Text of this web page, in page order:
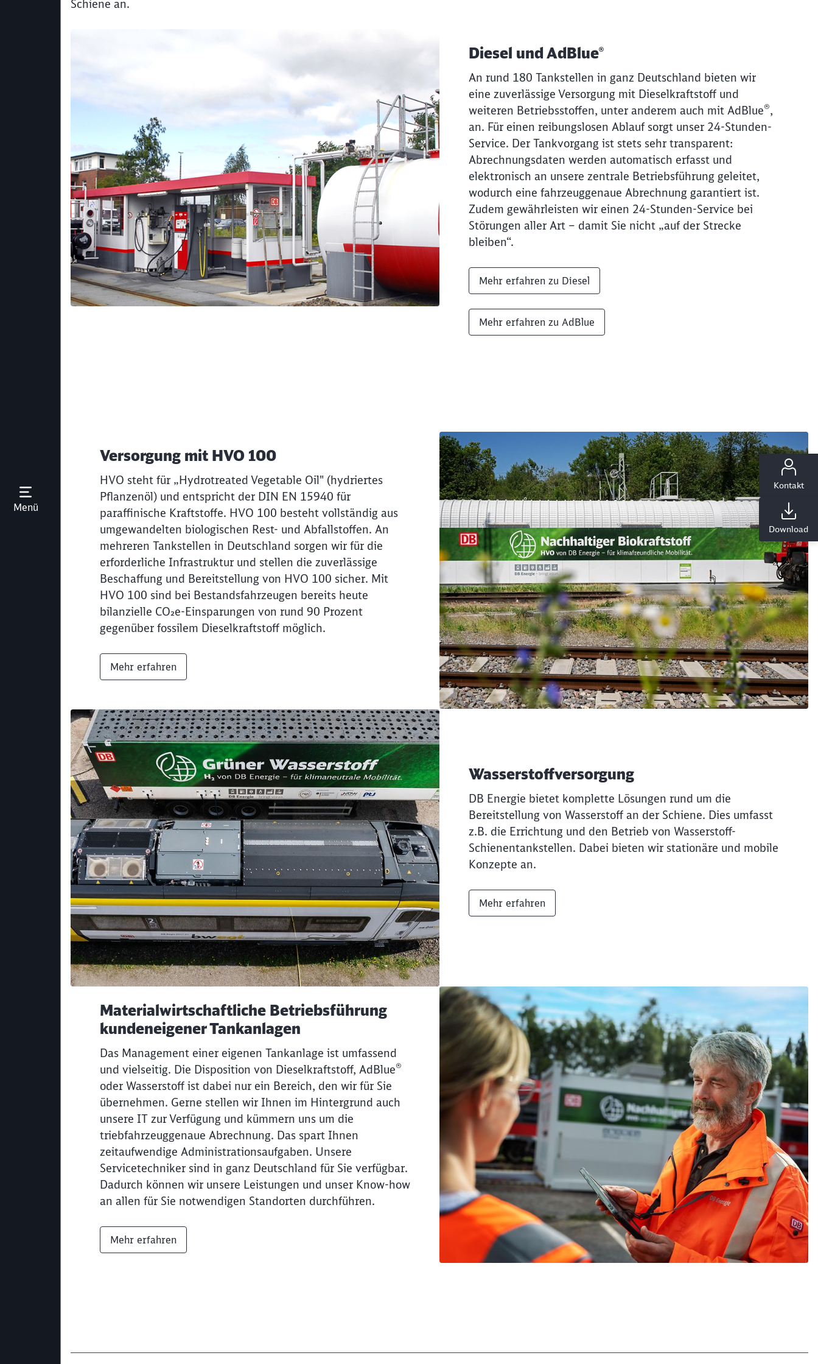
Kontakt
Download
MenüMenü öffnen
Schiene an.
Diesel und AdBlue®
An rund 180 Tankstellen in ganz Deutschland bieten wir
eine zuverlässige Versorgung mit Dieselkraftstoff und
weiteren Betriebsstoffen, unter anderem auch mit AdBlue®,
an. Für einen reibungslosen Ablauf sorgt unser 24-Stunden-
Service. Der Tankvorgang ist stets sehr transparent:
Abrechnungsdaten werden automatisch erfasst und
elektronisch an unsere zentrale Betriebsführung geleitet,
wodurch eine fahrzeuggenaue Abrechnung garantiert ist.
Zudem gewährleisten wir einen 24-Stunden-Service bei
Störungen aller Art – damit Sie nicht „auf der Strecke
bleiben“.
Mehr erfahren zu Diesel
Mehr erfahren zu AdBlue
Versorgung mit HVO 100
HVO steht für „Hydrotreated Vegetable Oil" (hydriertes
Pflanzenöl) und entspricht der DIN EN 15940 für
paraffinische Kraftstoffe. HVO 100 besteht vollständig aus
umgewandelten biologischen Rest- und Abfallstoffen. An
mehreren Tankstellen in Deutschland sorgen wir für die
erforderliche Infrastruktur und stellen die zuverlässige
Beschaffung und Bereitstellung von HVO 100 sicher. Mit
HVO 100 sind bei Bestandsfahrzeugen bereits heute
bilanzielle CO₂e-Einsparungen von rund 90 Prozent
gegenüber fossilem Dieselkraftstoff möglich.
Mehr erfahren
Wasserstoffversorgung
DB Energie bietet komplette Lösungen rund um die
Bereitstellung von Wasserstoff an der Schiene. Dies umfasst
z.B. die Errichtung und den Betrieb von Wasserstoff-
Schienentankstellen. Dabei bieten wir stationäre und mobile
Konzepte an.
Mehr erfahren
Materialwirtschaftliche Betriebsführung
kundeneigener Tankanlagen
Das Management einer eigenen Tankanlage ist umfassend
und vielseitig. Die Disposition von Dieselkraftstoff, AdBlue®
oder Wasserstoff ist dabei nur ein Bereich, den wir für Sie
übernehmen. Gerne stellen wir Ihnen im Hintergrund auch
unsere IT zur Verfügung und kümmern uns um die
triebfahrzeuggenaue Abrechnung. Das spart Ihnen
zeitaufwendige Administrationsaufgaben. Unsere
Servicetechniker sind in ganz Deutschland für Sie verfügbar.
Dadurch können wir unsere Leistungen und unser Know-how
an allen für Sie notwendigen Standorten durchführen.
Mehr erfahren
Schließen
Möchten Sie zuweitergeleitet werden?
Weiter